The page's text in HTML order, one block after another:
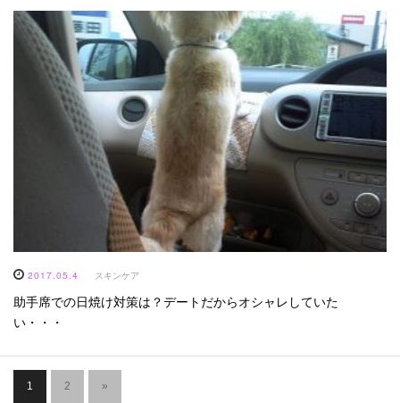
2017.05.4 スキンケア
助手席での日焼け対策は？デートだからオシャレしていた
い・・・
1 2 »